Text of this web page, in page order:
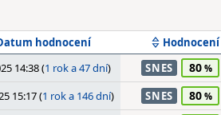
hodnocení
Hodnocení
14:38 (1 rok a 47 dní) SNES 80
15:17 (1 rok a 146 dní) SNES 80